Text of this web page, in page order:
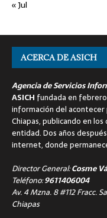
« Jul
ACERCA DE ASICH
Agencia de Servicios
ASICH fundada en
información del
Chiapas, publicando en
entidad. Dos años
internet, donde
Director General:Cosme
Teléfono:9611406004
Av. 4 Mzna. 8 #112 Fracc.
Chiapas